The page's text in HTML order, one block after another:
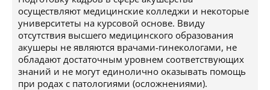
осуществляют медицинские колледжи и некоторые
университеты на курсовой основе. Ввиду
отсутствия высшего медицинского образования
акушеры не являются врачами-гинекологами, не
обладают достаточным уровнем соответствующих
знаний и не могут единолично оказывать помощь
при родах с патологиями (осложнениями).